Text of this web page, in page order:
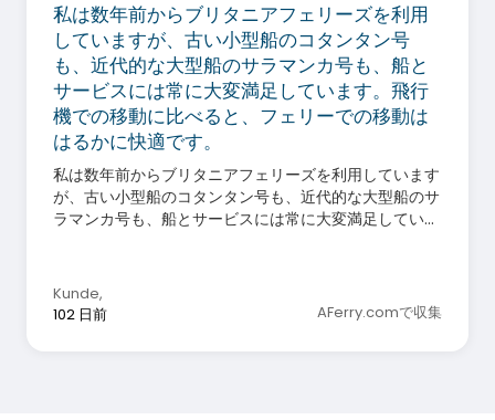
私は数年前からブリタニアフェリーズを利用
していますが、古い小型船のコタンタン号
も、近代的な大型船のサラマンカ号も、船と
サービスには常に大変満足しています。飛行
機での移動に比べると、フェリーでの移動は
はるかに快適です。
私は数年前からブリタニアフェリーズを利用しています
が、古い小型船のコタンタン号も、近代的な大型船のサ
ラマンカ号も、船とサービスには常に大変満足していま
Kunde,
102 日前
AFerry.comで収集